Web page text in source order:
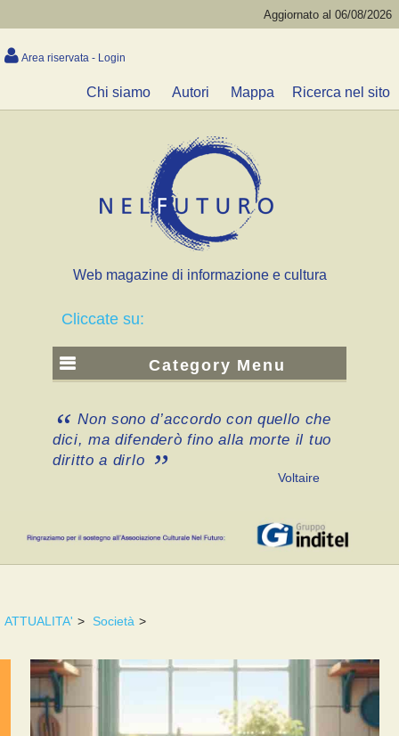
Aggiornato al 06/08/2026
Area riservata - Login
Chi siamo Autori Mappa Ricerca nel sito
Web magazine di informazione e cultura
Cliccate su:
Category Menu
Non sono d’accordo con quello che
dici, ma difenderò fino alla morte il tuo
diritto a dirlo
Voltaire
ATTUALITA' > Società >